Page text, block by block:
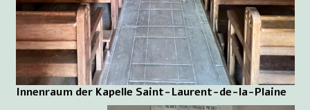
Innenraum der Kapelle Saint-Laurent-de-la-Plaine